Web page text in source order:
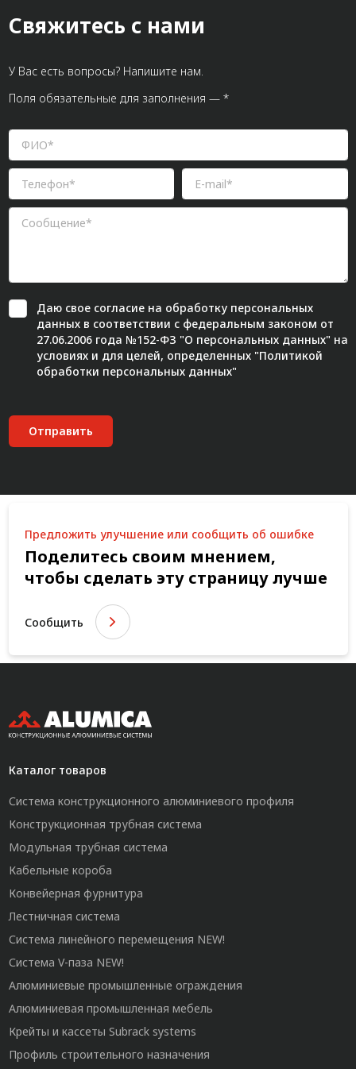
Свяжитесь с нами
У Вас есть вопросы? Напишите нам.
Поля обязательные для заполнения — *
Даю свое согласиена обработку персональных
данных в соответствии с федеральным законом от
27.06.2006 года №152-ФЗ "О персональных данных" на
условиях и для целей, определенных "Политикой
обработки персональных данных"
Отправить
Предложить улучшение или сообщить об ошибке
Поделитесь своим мнением,
чтобы сделать эту страницу лучше
Сообщить
Каталог товаров
Система конструкционного алюминиевого профиля
Конструкционная трубная система
Модульная трубная система
Кабельные короба
Конвейерная фурнитура
Лестничная система
Система линейного перемещения NEW!
Система V-паза NEW!
Алюминиевые промышленные ограждения
Алюминиевая промышленная мебель
Крейты и кассеты Subrack systems
Профиль строительного назначения